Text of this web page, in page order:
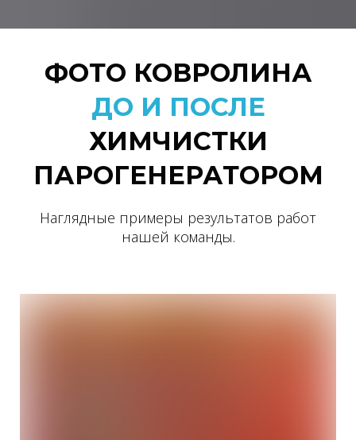
ФОТО КОВРОЛИНА
ДО И ПОСЛЕ
ХИМЧИСТКИ
ПАРОГЕНЕРАТОРОМ
Наглядные примеры результатов работ
нашей команды.